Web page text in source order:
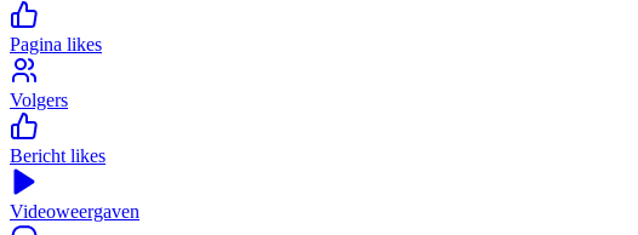
Pagina likes
Volgers
Bericht likes
Videoweergaven